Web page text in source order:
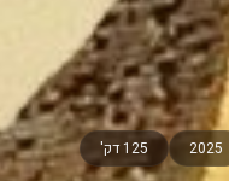
2025 125 דק'